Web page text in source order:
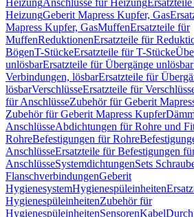
HeizungAnschlüsse für Heizung
HeizungGeberit Mapress Kupfer, Gas
Mapress Kupfer, GasMuffenErsatzteile für
MuffenReduktionenErsatzteile für
BögenT-StückeErsatzteile für T-Stücke
unlösbarErsatzteile für Übergänge unlösbar
Verbindungen, lösbarErsatzteile für
lösbarVerschlüsseErsatzteile für
für AnschlüsseZubehör für Geberit
Zubehör für Geberit Mapress Kupfer
AnschlüsseAbdichtungen für Rohre und
RohreBefestigungen für Rohre
AnschlüsseErsatzteile für Befestigungen
AnschlüsseSystemdichtungenSets
FlanschverbindungenGeberit
HygienesystemHygienespüleinheiten
HygienespüleinheitenZubehör für
HygienespüleinheitenSensorenKabel